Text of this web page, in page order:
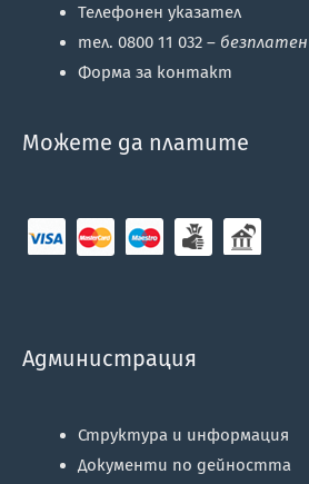
Телефонен указател
тел. 0800 11 032 – безплатен
Форма за контакт
Можете да платите
Администрация
Структура и информация
Документи по дейността